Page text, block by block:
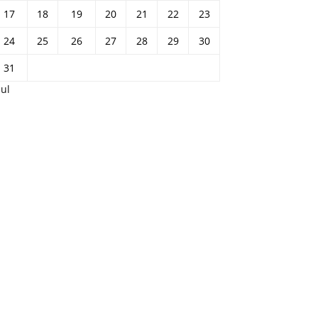
17 18 19 20 21 22
23
24
25 26 27 28 29
30
31